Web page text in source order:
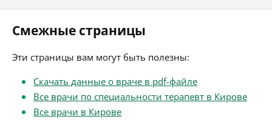
Смежные страницы
Эти страницы вам могут быть полезны:
Скачать данные о враче в pdf-файле
Все врачи по специальности терапевт в Кирове
Все врачи в Кирове